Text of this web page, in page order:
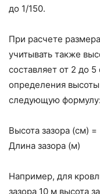
до 1/150.
При расчете
учитывать также
составляет от 2 до
определения
следующую формулу:
Высота зазора (см)
Длина зазора (м)
Например, для
зазора 10 м высота